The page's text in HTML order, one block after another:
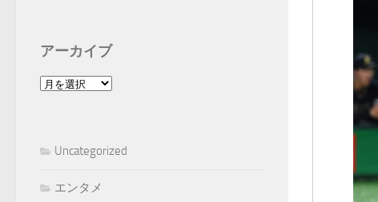
アーカイブ
ア
ブ
Uncategorized
エンタメ